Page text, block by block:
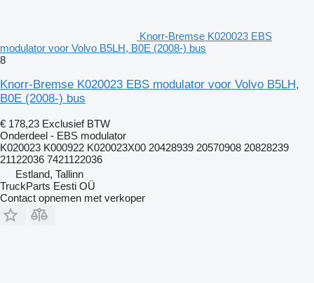
Knorr-Bremse K020023 EBS
modulator voor Volvo B5LH, B0E (2008-) bus
8
Knorr-Bremse K020023 EBS modulator voor Volvo B5LH,
B0E (2008-) bus
€ 178,23 Exclusief BTW
Onderdeel - EBS modulator
K020023 K000922 K020023X00 20428939 20570908 20828239
21122036 7421122036
Estland, Tallinn
TruckParts Eesti OÜ
Contact opnemen met verkoper